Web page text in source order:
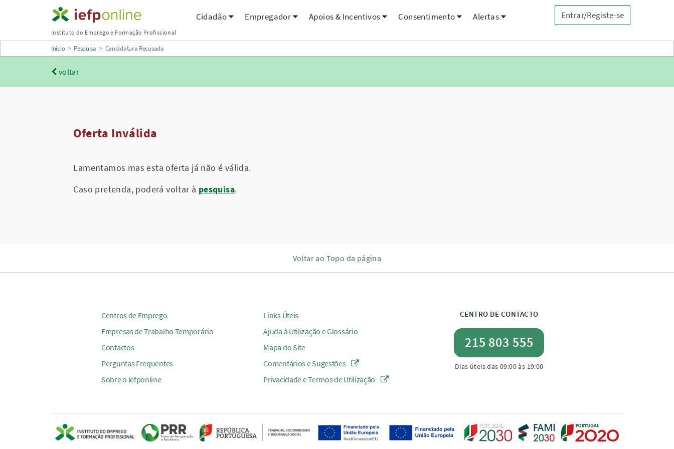
Instituto do Emprego e Formação Profissional
Entrar/Registe-se
Cidadão Empregador Apoios & Incentivos Consentimento Alertas
Início > Pesquisa > Candidatura Recusada
voltar
Oferta Inválida
Lamentamos mas esta oferta já não é válida.
Caso pretenda, poderá voltar à pesquisa.
Voltar ao Topo da página
Centros de Emprego
Empresas de Trabalho Temporário
Contactos
Perguntas Frequentes
Sobre o Iefponline
Links Úteis
Ajuda à Utilização e Glossário
Mapa do Site
Comentários e Sugestões
Privacidade e Termos de Utilização
CENTRO DE CONTACTO
215 803 555
Dias úteis das 09:00 às 19:00